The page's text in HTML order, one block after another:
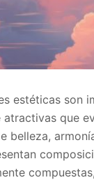
estéticas son
atractivas que
belleza,